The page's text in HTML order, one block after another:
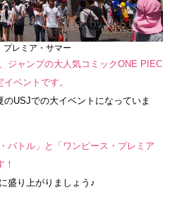
プレミア・サマー
ジャンプの大人気コミックONE PIEC
ベントです。
USJでの大イベントになっていま
バトル」と「ワンピース・プレミア
！
盛り上がりましょう♪